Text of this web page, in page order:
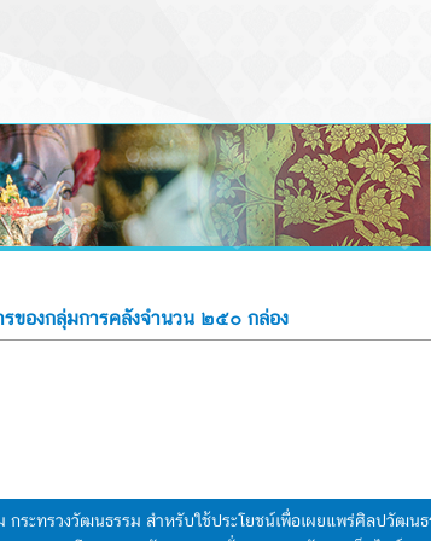
รของกลุ่มการคลังจำนวน ๒๕๐ กล่อง
กระทรวงวัฒนธรรม สำหรับใช้ประโยชน์เพื่อเผยแพร่ศิลปวัฒน